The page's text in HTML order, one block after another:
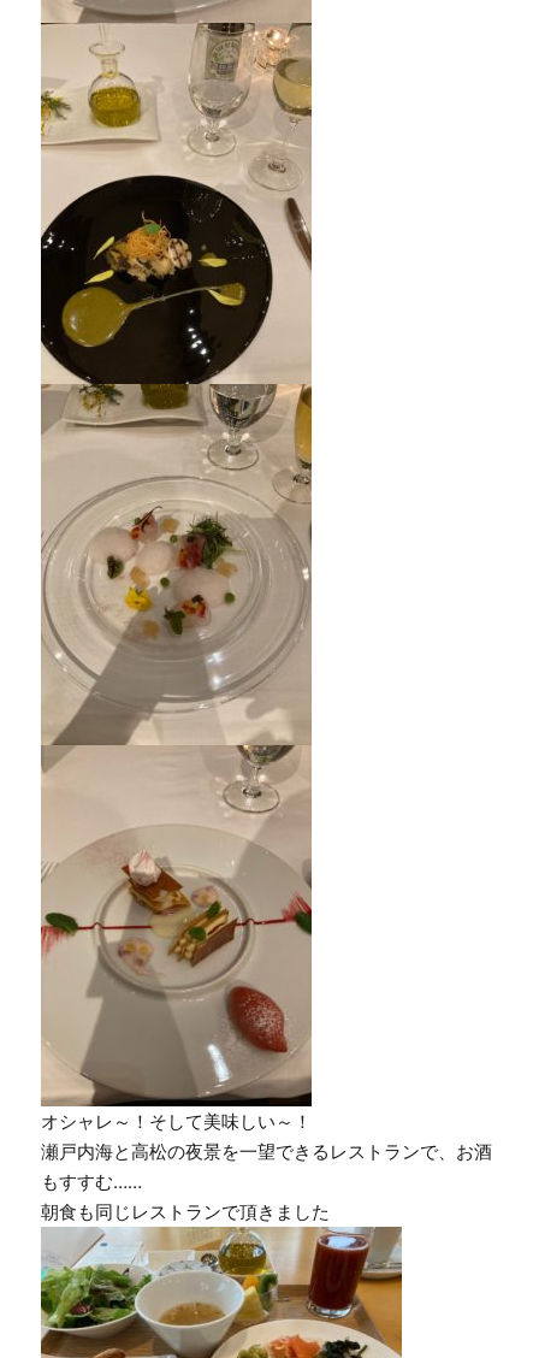
オシャレ～！そして美味しい～！
瀬戸内海と高松の夜景を一望できるレストランで、お酒
もすすむ……
朝食も同じレストランで頂きました